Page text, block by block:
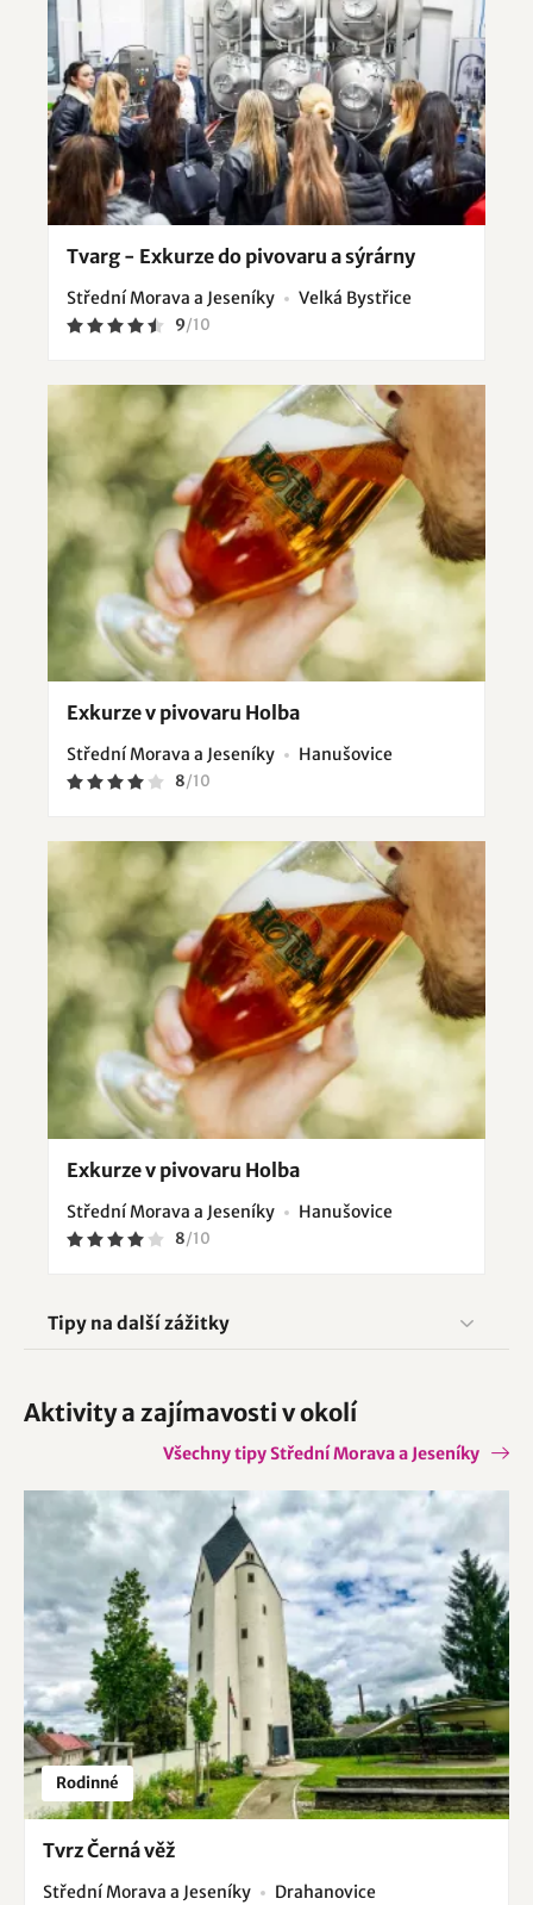
Tvarg - Exkurze do pivovaru a sýrárny
Střední Morava a Jeseníky Velká Bystřice
9/10
Exkurze v pivovaru Holba
Střední Morava a Jeseníky Hanušovice
8/10
Exkurze v pivovaru Holba
Střední Morava a Jeseníky Hanušovice
8/10
Tipy na další zážitky
Aktivity a zajímavosti v okolí
Všechny tipy Střední Morava a Jeseníky
Rodinné
Tvrz Černá věž
Střední Morava a Jeseníky Drahanovice